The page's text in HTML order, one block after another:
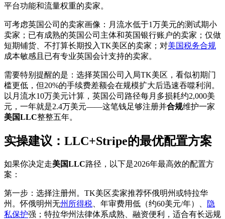
平台功能和流量权重的卖家。
可考虑英国公司的卖家画像：月流水低于1万美元的测试期小
卖家；已有成熟的英国公司主体和英国银行账户的卖家；仅做
短期铺货、不打算长期投入TK美区的卖家；对美国税务合规
成本敏感且已有专业英国会计支持的卖家。
需要特别提醒的是：选择英国公司入局TK美区，看似初期门
槛更低，但20%的手续费差额会在规模扩大后迅速吞噬利润。
以月流水10万美元计算，英国公司路径每月多损耗约2,000美
元，一年就是2.4万美元——这笔钱足够注册并合规维护一家
美国LLC整整五年。
实操建议：LLC+Stripe的最优配置方案
如果你决定走美国LLC路径，以下是2026年最高效的配置方
案：
第一步：选择注册州。TK美区卖家推荐怀俄明州或特拉华
州。怀俄明州无州所得税 、年审费用低（约60美元/年）、
隐
私保护强；特拉华州法律体系成熟、融资便利，适合有长远规